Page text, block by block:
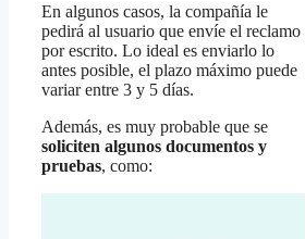
En algunos casos, la compañía le
pedirá al usuario que envíe el reclamo
por escrito. Lo ideal es enviarlo lo
antes posible, el plazo máximo puede
variar entre 3 y 5 días.
Además, es muy probable que se
soliciten algunos documentos y
pruebas, como: